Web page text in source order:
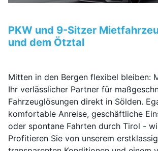
PKW und 9-Sitzer
und dem Ötztal
Mitten in den Bergen flexibel bleiben:
Ihr verlässlicher Partner für
Fahrzeuglösungen direkt in Sölden.
komfortable Anreise, geschäftliche
oder spontane Fahrten durch Tirol -
Profitieren Sie von unserem